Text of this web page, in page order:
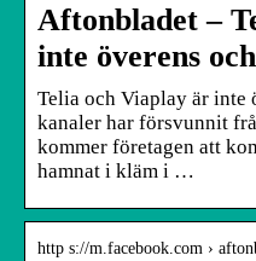
Aftonbladet –
inte överens
Telia och Viaplay är inte
kanaler har försvunnit
kommer företagen att
hamnat i kläm i …
http s://m.facebook.com ›